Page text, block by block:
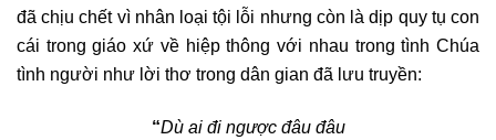
đã chịu chết vì nhân loại tội lỗi nhưng còn là dịp quy tụ con
cái trong giáo xứ về hiệp thông với nhau trong tình Chúa
tình người như lời thơ trong dân gian đã lưu truyền:
“Dù ai đi ngược đâu đâu